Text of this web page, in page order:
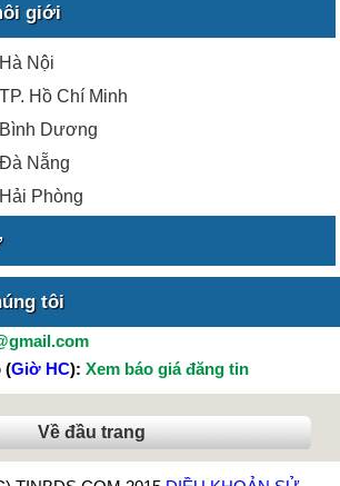
giới
Nội
Hồ Chí Minh
Dương
Nẵng
Phòng
tôi
(Giờ HC): Xem báo giá đăng tin
Về đầu trang